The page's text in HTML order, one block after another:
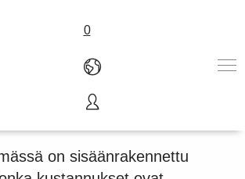
0
videojärjestelmä
on sisäänrakennettu